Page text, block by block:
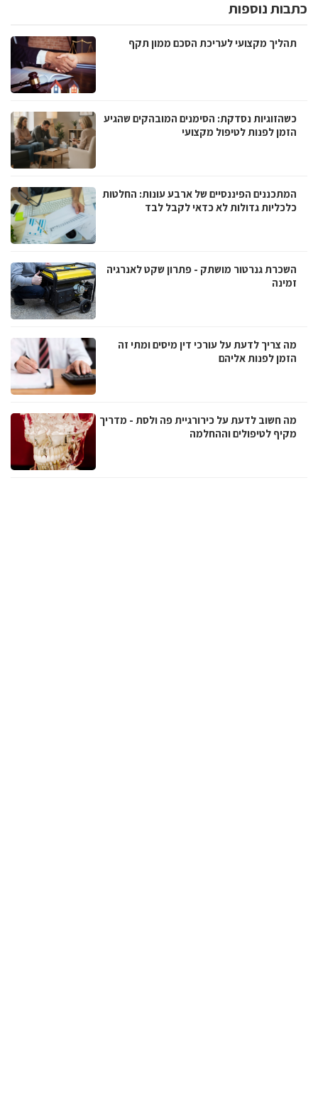
כתבות נוספות
תהליך מקצועי לעריכת הסכם ממון תקף
כשהזוגיות נסדקת: הסימנים המובהקים שהגיע
הזמן לפנות לטיפול מקצועי
המתכננים הפיננסיים של ארבע עונות: החלטות
כלכליות גדולות לא כדאי לקבל לבד
השכרת גנרטור מושתק - פתרון שקט לאנרגיה
זמינה
מה צריך לדעת על עורכי דין מיסים ומתי זה
הזמן לפנות אליהם
מה חשוב לדעת על כירורגיית פה ולסת - מדריך
מקיף לטיפולים וההחלמה